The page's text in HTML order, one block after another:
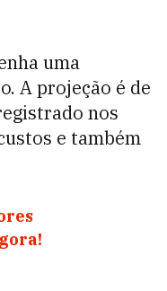
uma
A projeção é de
nos
e também